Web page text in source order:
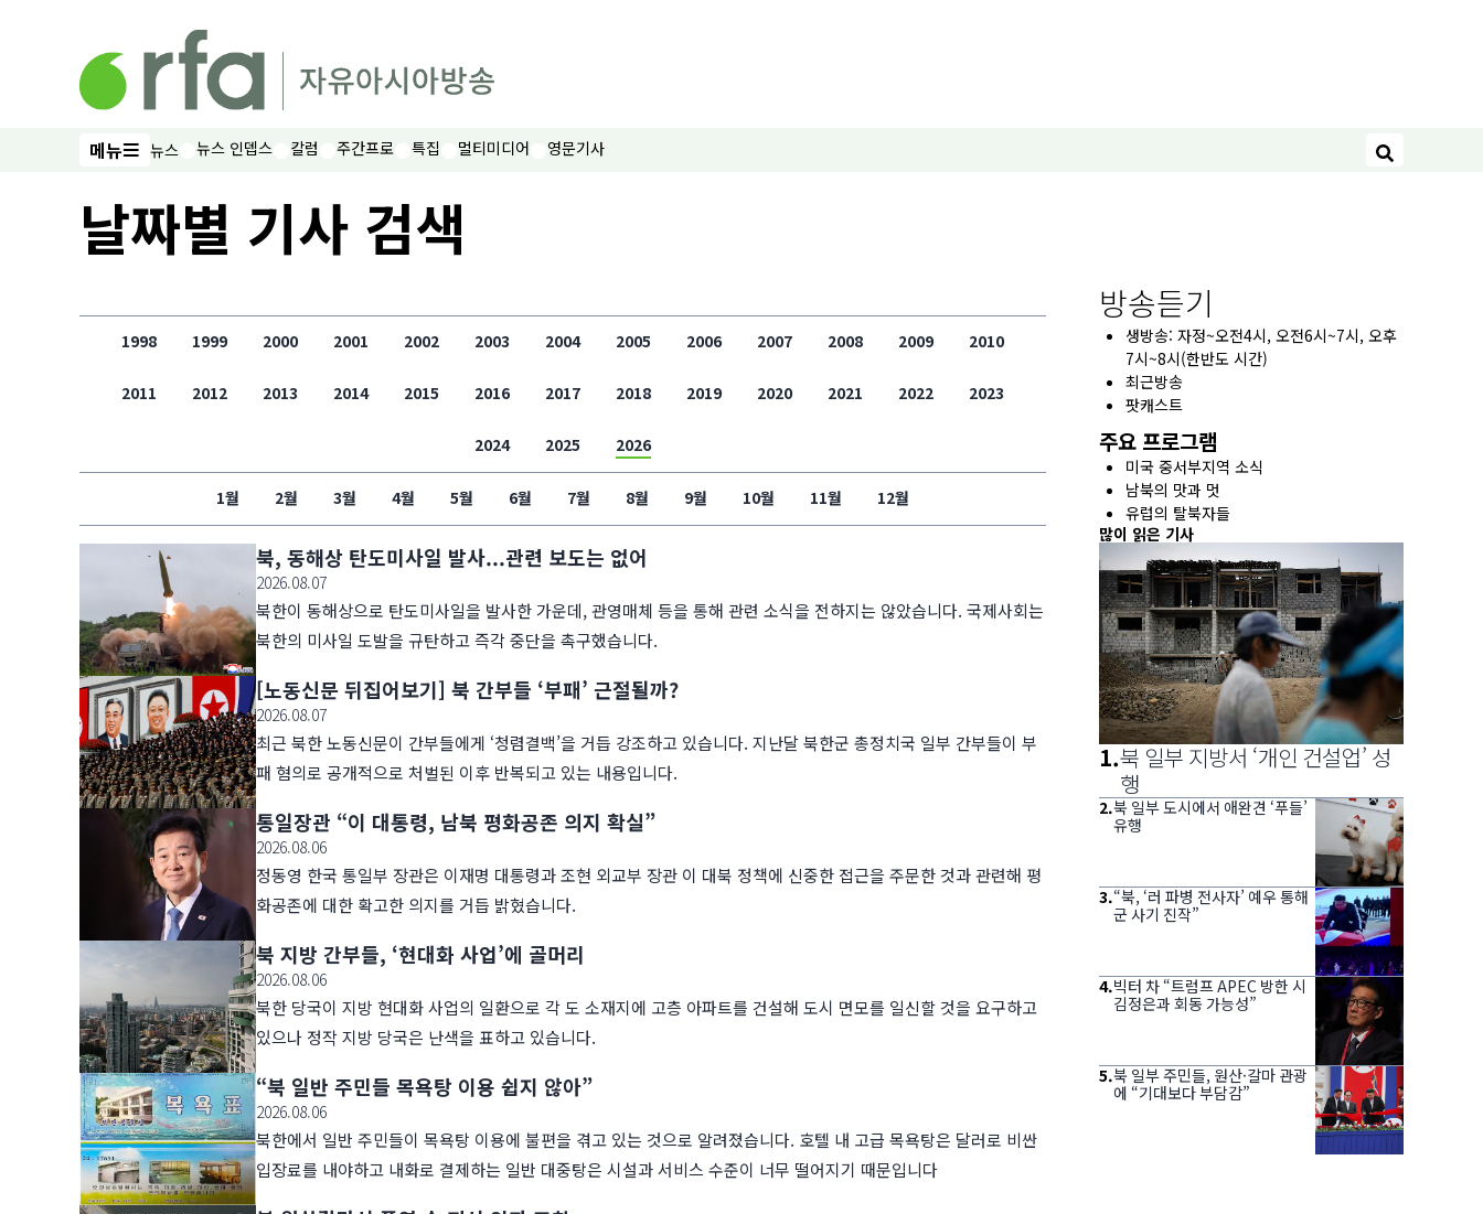
메인 콘텐츠로 건너뛰기
메뉴
메뉴 뉴스 뉴스 인뎁스 칼럼 주간프로 특집 멀티미디어 영문기사
검색
날짜별 기사 검색
1998 1999 2000 2001 2002 2003 2004 2005 2006 2007 2008 2009 2010
2011 2012 2013 2014 2015 2016 2017 2018 2019 2020 2021 2022 2023
2024 2025 2026
1월 2월 3월 4월 5월 6월 7월 8월 9월 10월 11월 12월
북, 동해상 탄도미사일 발사...관련 보도는 없어
2026.08.07
북한이 동해상으로 탄도미사일을 발사한 가운데, 관영매체 등을 통해 관련 소식을 전하지는 않았습니다. 국제사회는
북한의 미사일 도발을 규탄하고 즉각 중단을 촉구했습니다.
[노동신문 뒤집어보기] 북 간부들 ‘부패’ 근절될까?
2026.08.07
최근 북한 노동신문이 간부들에게 ‘청렴결백’을 거듭 강조하고 있습니다. 지난달 북한군 총정치국 일부 간부들이 부
패 혐의로 공개적으로 처벌된 이후 반복되고 있는 내용입니다.
통일장관 “이 대통령, 남북 평화공존 의지 확실”
2026.08.06
정동영 한국 통일부 장관은 이재명 대통령과 조현 외교부 장관 이 대북 정책에 신중한 접근을 주문한 것과 관련해 평
화공존에 대한 확고한 의지를 거듭 밝혔습니다.
북 지방 간부들, ‘현대화 사업’에 골머리
2026.08.06
북한 당국이 지방 현대화 사업의 일환으로 각 도 소재지에 고층 아파트를 건설해 도시 면모를 일신할 것을 요구하고
있으나 정작 지방 당국은 난색을 표하고 있습니다.
“북 일반 주민들 목욕탕 이용 쉽지 않아”
2026.08.06
북한에서 일반 주민들이 목욕탕 이용에 불편을 겪고 있는 것으로 알려졌습니다. 호텔 내 고급 목욕탕은 달러로 비싼
입장료를 내야하고 내화로 결제하는 일반 대중탕은 시설과 서비스 수준이 너무 떨어지기 때문입니다
방송듣기
생방송: 자정~오전4시, 오전6시~7시, 오후
7시~8시(한반도 시간)
최근방송
팟캐스트
주요 프로그램
미국 중서부지역 소식
남북의 맛과 멋
유럽의 탈북자들
많이 읽은 기사
1.북 일부 지방서 ‘개인 건설업’ 성
행
2.북 일부 도시에서 애완견 ‘푸들’
유행
3.“북, ‘러 파병 전사자’ 예우 통해
군 사기 진작”
4.빅터 차 “트럼프 APEC 방한 시
김정은과 회동 가능성”
5.북 일부 주민들, 원산·갈마 관광
에 “기대보다 부담감”